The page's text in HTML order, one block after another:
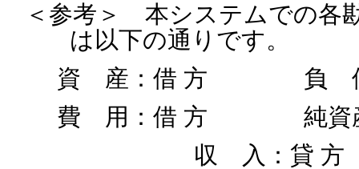
＜参考＞ 本システムでの各
は以下の通りです。
資 産：借 方 負 債
費 用：借 方 純資産
収 入：貸 方